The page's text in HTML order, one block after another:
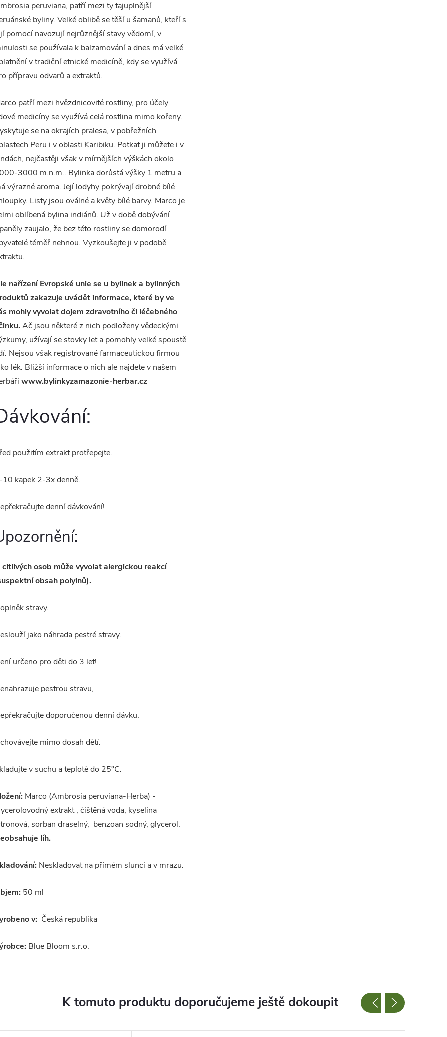
peruviana, patří mezi ty tajuplnější
byliny. Velké oblibě se těší u šamanů, kteří s
pomocí navozují nejrůznější stavy vědomí, v
se používala k balzamování a dnes má velké
v tradiční etnické medicíně, kdy se využívá
přípravu odvarů a extraktů.
patří mezi hvězdnicovité rostliny, pro účely
medicíny se využívá celá rostlina mimo kořeny.
se na okrajích pralesa, v pobřežních
Peru i v oblasti Karibiku. Potkat ji můžete i v
nejčastěji však v mírnějších výškách okolo
3000 m.n.m.. Bylinka dorůstá výšky 1 metru a
výrazné aroma. Její lodyhy pokrývají drobné bílé
Listy jsou oválné a květy bílé barvy. Marco je
oblíbená bylina indiánů. Už v době dobývání
zaujalo, že bez této rostliny se domorodí
téměř nehnou. Vyzkoušejte ji v podobě
nařízení Evropské unie se u bylinek a bylinných
zakazuje uvádět informace, které by ve
mohly vyvolat dojem zdravotního či léčebného
Ač jsou některé z nich podloženy vědeckými
užívají se stovky let a pomohly velké spoustě
Nejsou však registrované farmaceutickou firmou
lék. Bližší informace o nich ale najdete v našem
www.bylinkyzamazonie-herbar.cz
použitím extrakt protřepejte.
10 kapek 2-3x denně.
denní dávkování!
citlivých osob může vyvolat alergickou reakcí
obsah polyinů).
stravy.
jako náhrada pestré stravy.
určeno pro děti do 3 let!
pestrou stravu,
doporučenou denní dávku.
mimo dosah dětí.
v suchu a teplotě do 25°C.
Marco (Ambrosia peruviana-Herba) -
extrakt , čištěná voda, kyselina
sorban draselný, benzoan sodný, glycerol.
líh.
Neskladovat na přímém slunci a v mrazu.
50 ml
v: Česká republika
Blue Bloom s.r.o.
K tomuto produktu doporučujeme ještě dokoupit